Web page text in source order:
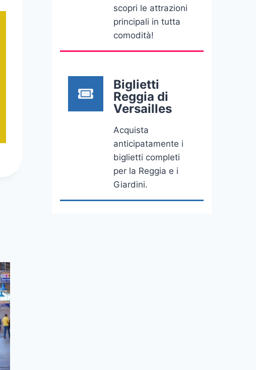
scopri le attrazioni
principali in tutta
comodità!
Biglietti
Reggia di
Versailles
Acquista
anticipatamente i
biglietti completi
per la Reggia e i
Giardini.